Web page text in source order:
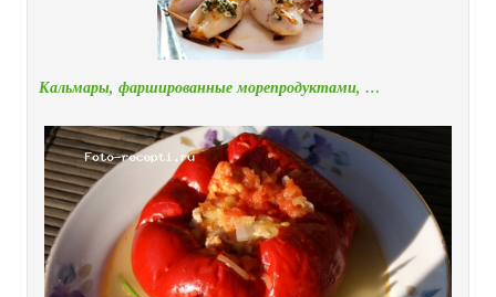
Кальмары, фаршированные морепродуктами, …